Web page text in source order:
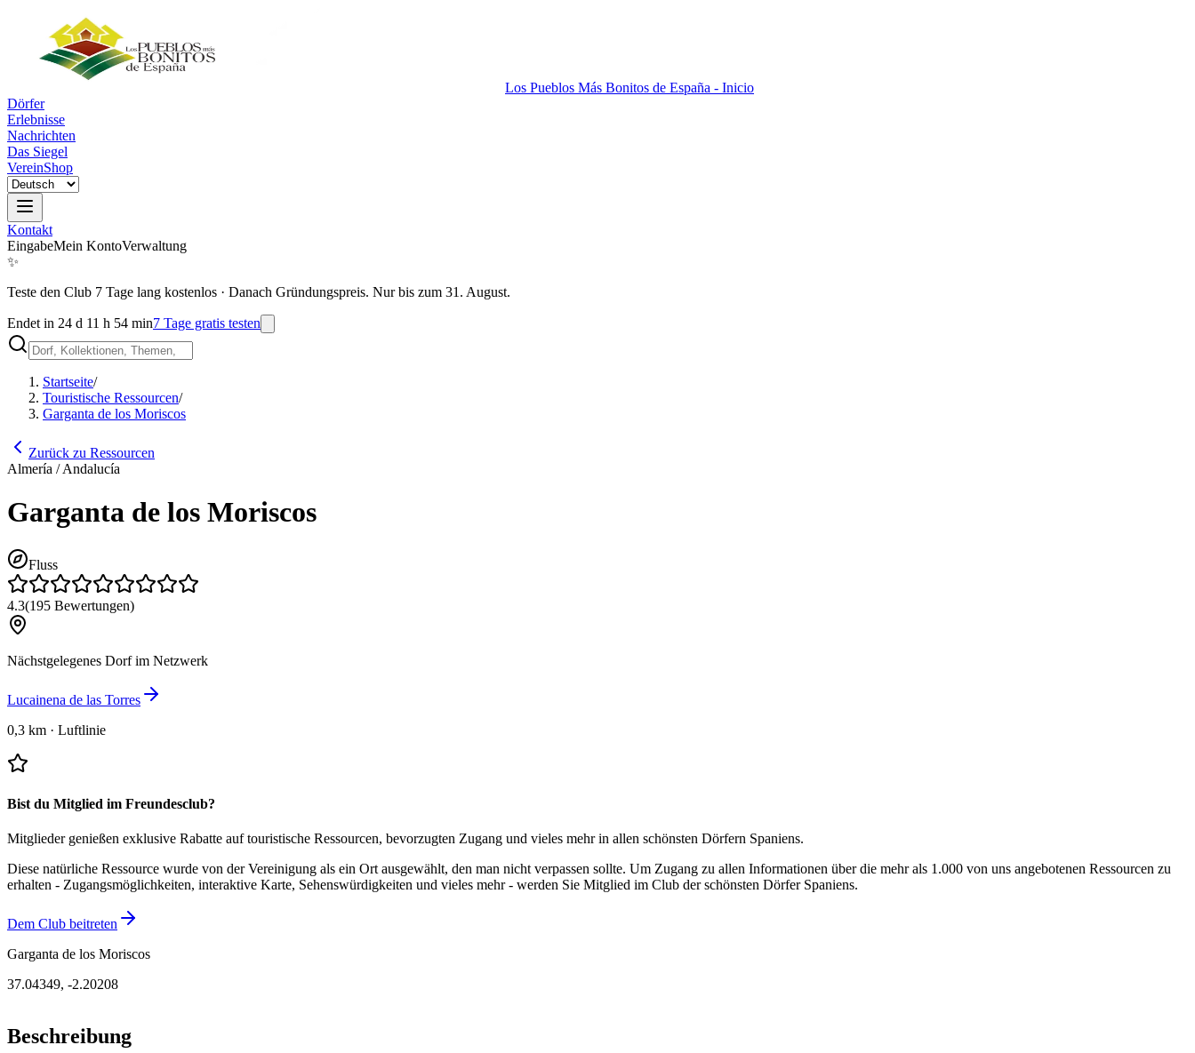
Los Pueblos Más Bonitos de España - Inicio
Dörfer
Erlebnisse
Nachrichten
Das Siegel
VereinShop
Kontakt
EingabeMein KontoVerwaltung
✨
Teste den Club 7 Tage lang kostenlos · Danach Gründungspreis. Nur bis zum 31. August.
Endet in 24 d 11 h 54 min7 Tage gratis testen
Startseite/
Touristische Ressourcen/
Garganta de los Moriscos
Zurück zu Ressourcen
Almería / Andalucía
Garganta de los Moriscos
Fluss
4.3(195 Bewertungen)
Nächstgelegenes Dorf im Netzwerk
Lucainena de las Torres
0,3 km · Luftlinie
Bist du Mitglied im Freundesclub?
Mitglieder genießen exklusive Rabatte auf touristische Ressourcen, bevorzugten Zugang und vieles mehr in allen schönsten Dörfern Spaniens.
Diese natürliche Ressource wurde von der Vereinigung als ein Ort ausgewählt, den man nicht verpassen sollte. Um Zugang zu allen Informationen über die mehr als 1.000 von uns angebotenen Ressourcen zu
erhalten - Zugangsmöglichkeiten, interaktive Karte, Sehenswürdigkeiten und vieles mehr - werden Sie Mitglied im Club der schönsten Dörfer Spaniens.
Dem Club beitreten
Garganta de los Moriscos
37.04349, -2.20208
Beschreibung